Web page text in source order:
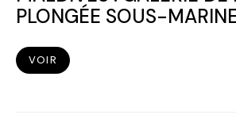
PLONGÉE SOUS-
VOIR